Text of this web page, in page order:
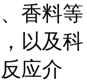
香料等
以及科
应介